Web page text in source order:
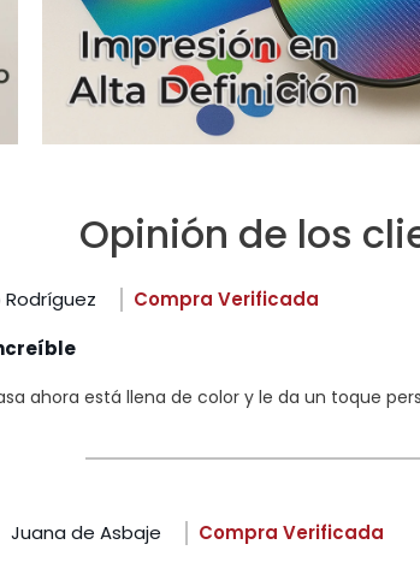
Opinión de los
Compra Verificada
ahora está llena de color y le da un toque
Juana de Asbaje
Compra Verificada